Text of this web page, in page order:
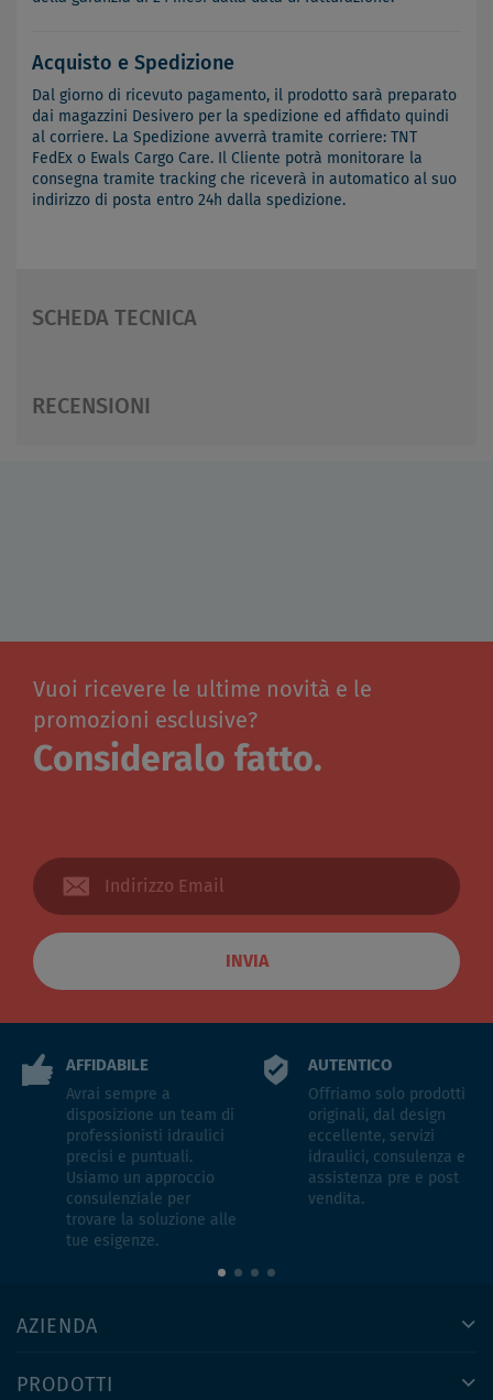
Acquisto e Spedizione
Dal giorno di ricevuto pagamento, il prodotto sarà preparato
dai magazzini Desivero per la spedizione ed affidato quindi
al corriere. La Spedizione avverrà tramite corriere: TNT
FedEx o Ewals Cargo Care. Il Cliente potrà monitorare la
consegna tramite tracking che riceverà in automatico al suo
indirizzo di posta entro 24h dalla spedizione.
SCHEDA TECNICA
RECENSIONI
Vuoi ricevere le ultime novità e le
promozioni esclusive?
Consideralo fatto.
INVIA
AFFIDABILE
Avrai sempre a
disposizione un team di
professionisti idraulici
precisi e puntuali.
Usiamo un approccio
consulenziale per
trovare la soluzione alle
tue esigenze.
AUTENTICO
Offriamo solo prodotti
originali, dal design
eccellente, servizi
idraulici, consulenza e
assistenza pre e post
vendita.
AZIENDA
PRODOTTI